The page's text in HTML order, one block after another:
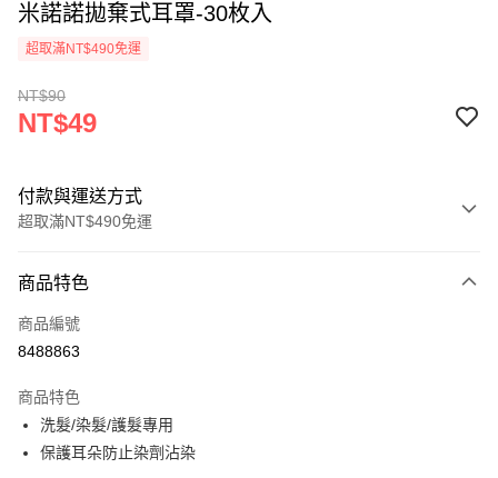
米諾諾拋棄式耳罩-30枚入
超取滿NT$490免運
NT$90
NT$49
付款與運送方式
超取滿NT$490免運
信用卡一次付款
信用卡分期付款
合作金庫商業銀行
華南商業銀行
上海商業儲蓄銀行
6 期 0 利率 每期
華南商業銀行
12 期 0 利率 每期
商品特色
商品編號
8488863
商品特色
洗髮/染髮/護髮專用
保護耳朵防止染劑沾染